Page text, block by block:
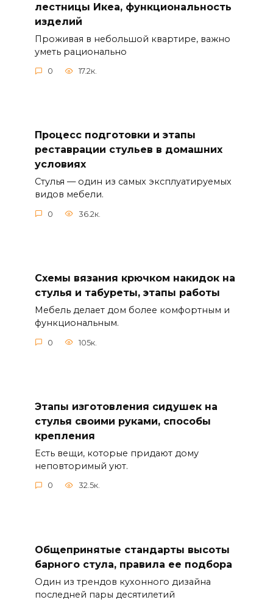
лестницы Икеа, функциональность
изделий
Проживая в небольшой квартире, важно
уметь рационально
0 17.2к.
Процесс подготовки и этапы
реставрации стульев в домашних
условиях
Стулья — один из самых эксплуатируемых
видов мебели.
0 36.2к.
Схемы вязания крючком накидок на
стулья и табуреты, этапы работы
Мебель делает дом более комфортным и
функциональным.
0 105к.
Этапы изготовления сидушек на
стулья своими руками, способы
крепления
Есть вещи, которые придают дому
неповторимый уют.
0 32.5к.
Общепринятые стандарты высоты
барного стула, правила ее подбора
Один из трендов кухонного дизайна
последней пары десятилетий